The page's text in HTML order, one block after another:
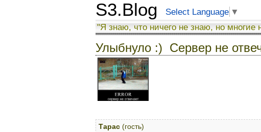
S3.Blog Select Language ▼
"Я знаю, что ничего не знаю, но многие
Улыбнуло :) Сервер не
Тарас (гость)